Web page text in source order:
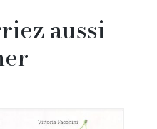
aussi